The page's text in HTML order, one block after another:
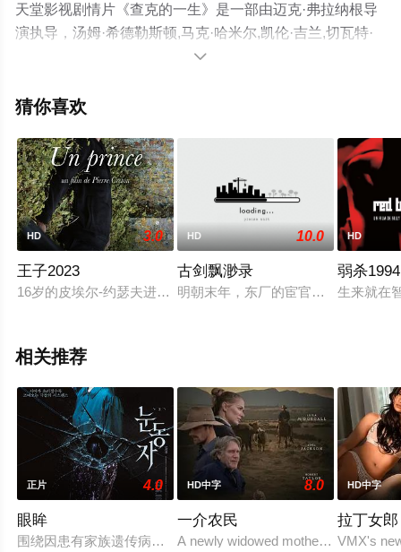
天堂影视剧情片《查克的一生》是一部由迈克·弗拉纳根导
演执导，汤姆·希德勒斯顿,马克·哈米尔,凯伦·吉兰,切瓦特·
埃加福,安娜丽丝·巴索,雅各布·特伦布莱,本杰明·帕杰克,科
里沃德,哈维·吉兰,莫莉·奎恩,萨曼塔·斯洛扬,迈克等演员精
大全就上天堂电影网，更多相关信息可移步至豆瓣电影、
电视猫或剧情网等平台了解。

猜你喜欢
HD 3.0
王子2023
16岁的皮埃尔-约瑟夫进入一个培训中心学习园艺，与中心主任
HD 10.0
古剑飘渺录
明朝末年，东厂的宦官们一度权倾朝
HD
弱杀1994
生来就在
相关推荐
正片 4.0
眼眸
围绕因患有家族遗传病而导致视力逐渐丧失的摄影师瑞真展开
HD中字 8.0
一介农民
A newly widowed mother is left with
HD中字
拉丁女郎
VMX's